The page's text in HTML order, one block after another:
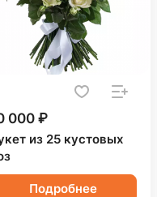
000 ₽
из 25 кустовых
Подробнее